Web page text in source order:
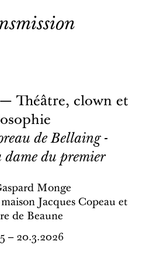
Théâtre, clown et
de Bellaing -
dame du premier
Monge
Jacques Copeau et
de Beaune
– 20.3.2026